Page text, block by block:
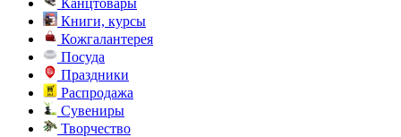
Канцтовары
Книги, курсы
Кожгалантерея
Посуда
Праздники
Распродажа
Сувениры
Творчество